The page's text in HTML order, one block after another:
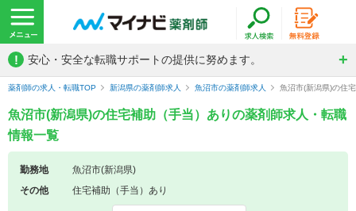
! 安心・安全な転職サポートの提供に努めます。
薬剤師の求人・転職TOP 新潟県の薬剤師求人 魚沼市の薬剤師求人 魚沼市(新潟県)の住
魚沼市(新潟県)の住宅補助（手当）ありの薬剤師求人・転職
情報一覧
勤務地
魚沼市(新潟県)
その他
住宅補助（手当）あり